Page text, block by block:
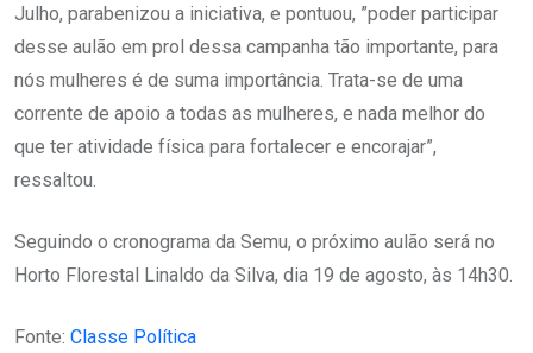
Julho, parabenizou a iniciativa, e pontuou, ”poder participar
desse aulão em prol dessa campanha tão importante, para
nós mulheres é de suma importância. Trata-se de uma
corrente de apoio a todas as mulheres, e nada melhor do
que ter atividade física para fortalecer e encorajar”,
ressaltou.
Seguindo o cronograma da Semu, o próximo aulão será no
Horto Florestal Linaldo da Silva, dia 19 de agosto, às 14h30.
Fonte: Classe Política